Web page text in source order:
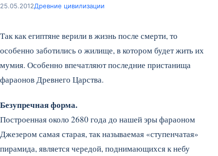
25.05.2012Древние цивилизации
Так как египтяне верили в жизнь после смерти, то
особенно заботились о жилище, в котором будет жить их
мумия. Особенно впечатляют последние пристанища
фараонов Древнего Царства.
Безупречная форма.
Построенная около 2680 года до нашей эры фараоном
Джезером самая старая, так называемая «ступенчатая»
пирамида, является чередой, поднимающихся к небу